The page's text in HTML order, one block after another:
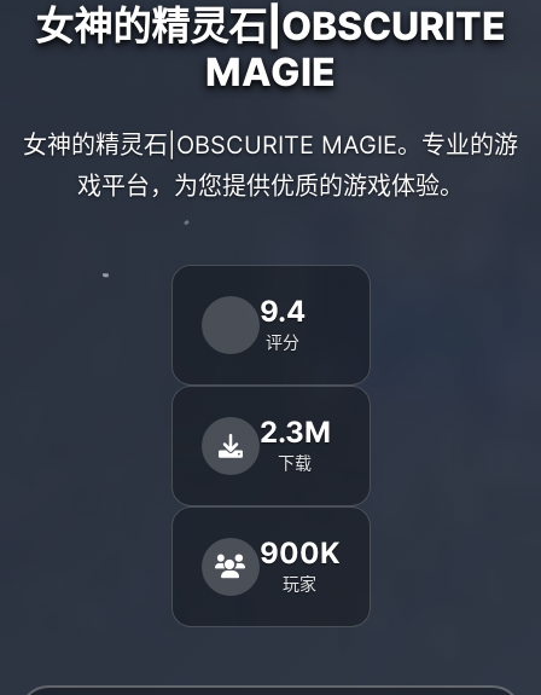
女神的精灵石|OBSCURITE
MAGIE
女神的精灵石|OBSCURITE MAGIE。专业的游
戏平台，为您提供优质的游戏体验。
9.4
评分
2.3M
下载
900K
玩家